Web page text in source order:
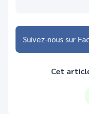
Suivez-nous sur
Cet